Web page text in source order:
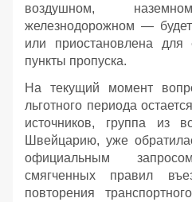
воздушном,
железнодорожном —
или приостановлена для
пункты пропуска.
На текущий момент
льготного периода
источников, группа из
Швейцарию, уже
официальным
смягченных правил
повторения